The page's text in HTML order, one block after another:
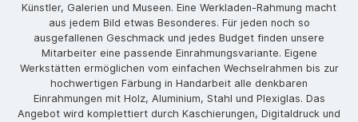
Künstler, Galerien und Museen. Eine Werkladen-Rahmung macht
aus jedem Bild etwas Besonderes. Für jeden noch so
ausgefallenen Geschmack und jedes Budget finden unsere
Mitarbeiter eine passende Einrahmungsvariante. Eigene
Werkstätten ermöglichen vom einfachen Wechselrahmen bis zur
hochwertigen Färbung in Handarbeit alle denkbaren
Einrahmungen mit Holz, Aluminium, Stahl und Plexiglas. Das
Angebot wird komplettiert durch Kaschierungen, Digitaldruck und